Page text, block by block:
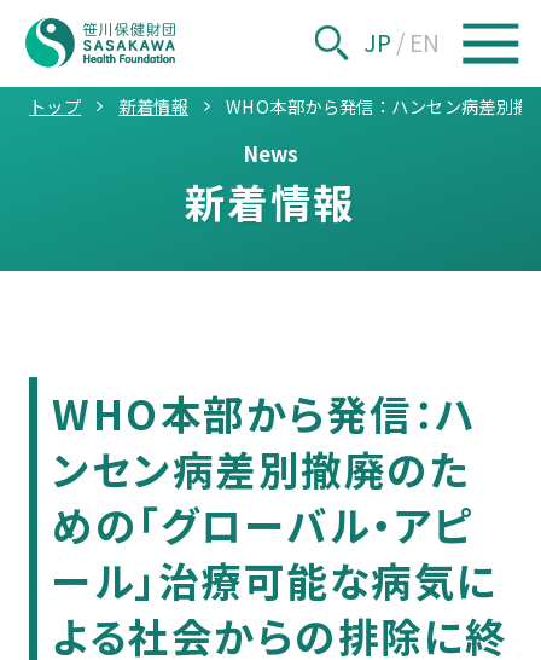
JP / EN
トップ 新着情報 WHO本部から発信：ハンセン病差別
News
新着情報
WHO本部から発信：ハ
ンセン病差別撤廃のた
めの「グローバル・アピ
ール」治療可能な病気に
よる社会からの排除に終